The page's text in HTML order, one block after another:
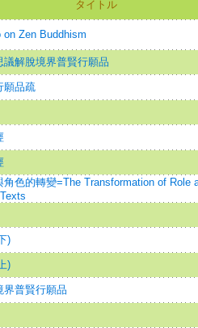
タイトル
on Zen Buddhism
解脫境界普賢行願品
願品疏
角色的轉變=The Transformation of Role
)
)
界普賢行願品